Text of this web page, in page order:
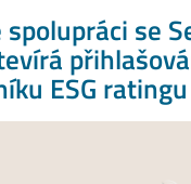
spolupráci se
ESG ratingu